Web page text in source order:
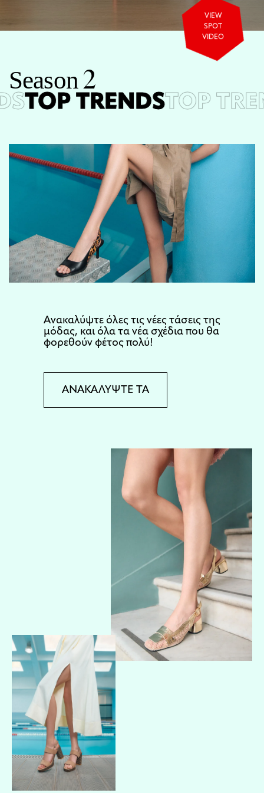
VIEW
SPOT
VIDEO
Season2
TOP TRENDSTOP
Aνακαλύψτε όλες τις νέες τάσεις της
μόδας, και όλα τα νέα σχέδια που θα
φορεθούν φέτος πολύ!
ΑΝΑΚΑΛΥΨΤΕ ΤΑ